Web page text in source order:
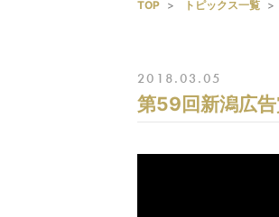
TOP トピックス一覧
2018.03.05
第59回新潟広